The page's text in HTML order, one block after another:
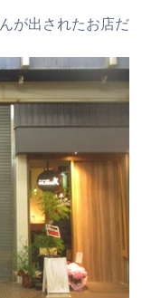
が出されたお店だ